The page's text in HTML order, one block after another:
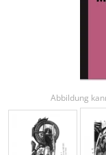
Abbildung